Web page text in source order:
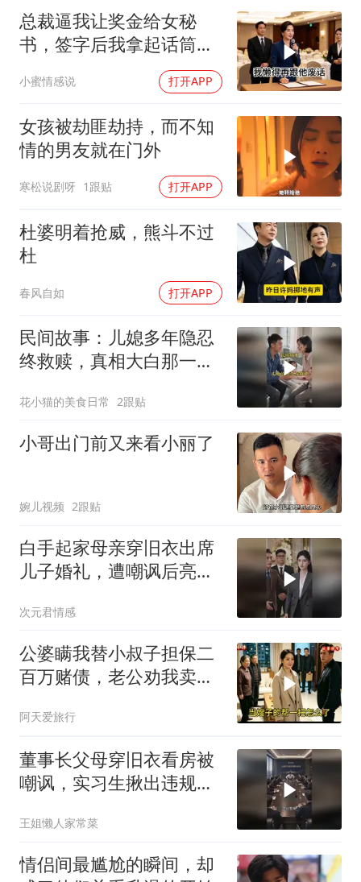
总裁逼我让奖金给女秘
书，签字后我拿起话筒：
小蜜情感说 打开APP
女孩被劫匪劫持，而不知
情的男友就在门外
寒松说剧呀 1跟贴 打开APP
杜婆明着抢威，熊斗不过
杜
春风自如 打开APP
民间故事：儿媳多年隐忍
终救赎，真相大白那一刻
花小猫的美食日常 2跟贴
小哥出门前又来看小丽了
婉儿视频 2跟贴
白手起家母亲穿旧衣出席
儿子婚礼，遭嘲讽后亮出
次元君情感
公婆瞒我替小叔子担保二
百万赌债，老公劝我卖房
阿天爱旅行
董事长父母穿旧衣看房被
嘲讽，实习生揪出违规黑
王姐懒人家常菜
情侣间最尴尬的瞬间，却